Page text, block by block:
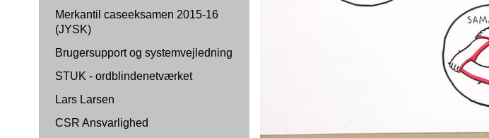
Merkantil caseeksamen 2015-16
(JYSK)
Brugersupport og systemvejledning
STUK - ordblindenetværket
Lars Larsen
CSR Ansvarlighed